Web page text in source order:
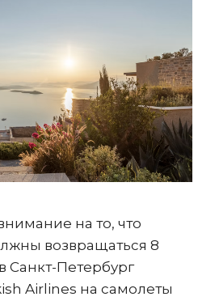
на то, что
возвращаться 8
Санкт-Петербург
Airlines на самолеты